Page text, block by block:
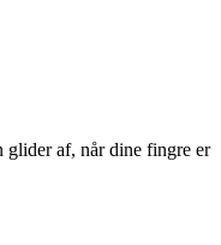
glider af, når dine fingre er